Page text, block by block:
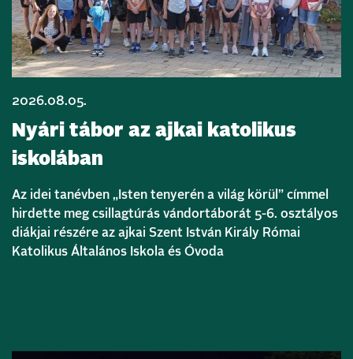
2026.08.05.
Nyári tábor az ajkai katolikus
iskolában
Az idei tanévben „Isten tenyerén a világ körül” címmel
hirdette meg csillagtúrás vándortáborát 5-6. osztályos
diákjai részére az ajkai Szent István Király Római
Katolikus Általános Iskola és Óvoda